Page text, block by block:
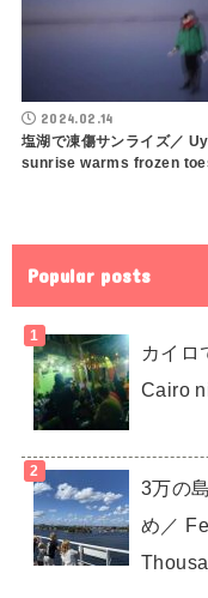
2024.02.14
塩湖で凍傷サンライズ／
sunrise warms frozen
Popular posts
カイロ
Cairo
3万の
め／